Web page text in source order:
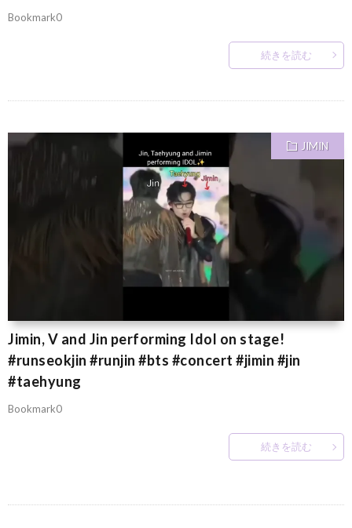
Bookmark0
続きを読む
JIMIN
Jimin, V and Jin performing Idol on stage!
#runseokjin #runjin #bts #concert #jimin #jin
#taehyung
Bookmark0
続きを読む